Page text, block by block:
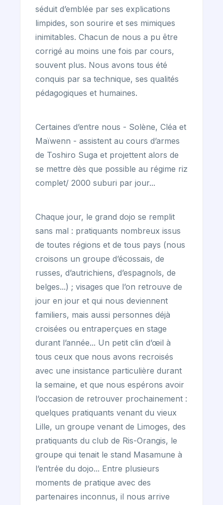
séduit d’emblée par ses explications
limpides, son sourire et ses mimiques
inimitables. Chacun de nous a pu être
corrigé au moins une fois par cours,
souvent plus. Nous avons tous été
conquis par sa technique, ses qualités
pédagogiques et humaines.
Certaines d’entre nous - Solène, Cléa et
Maïwenn - assistent au cours d’armes
de Toshiro Suga et projettent alors de
se mettre dès que possible au régime riz
complet/ 2000 suburi par jour...
Chaque jour, le grand dojo se remplit
sans mal : pratiquants nombreux issus
de toutes régions et de tous pays (nous
croisons un groupe d’écossais, de
russes, d’autrichiens, d’espagnols, de
belges...) ; visages que l’on retrouve de
jour en jour et qui nous deviennent
familiers, mais aussi personnes déjà
croisées ou entraperçues en stage
durant l’année... Un petit clin d’œil à
tous ceux que nous avons recroisés
avec une insistance particulière durant
la semaine, et que nous espérons avoir
l’occasion de retrouver prochainement :
quelques pratiquants venant du vieux
Lille, un groupe venant de Limoges, des
pratiquants du club de Ris-Orangis, le
groupe qui tenait le stand Masamune à
l’entrée du dojo... Entre plusieurs
moments de pratique avec des
partenaires inconnus, il nous arrive